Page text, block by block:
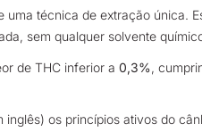
técnica de extração única.
sem qualquer solvente
de THC inferior a 0,3%,
os princípios ativos do